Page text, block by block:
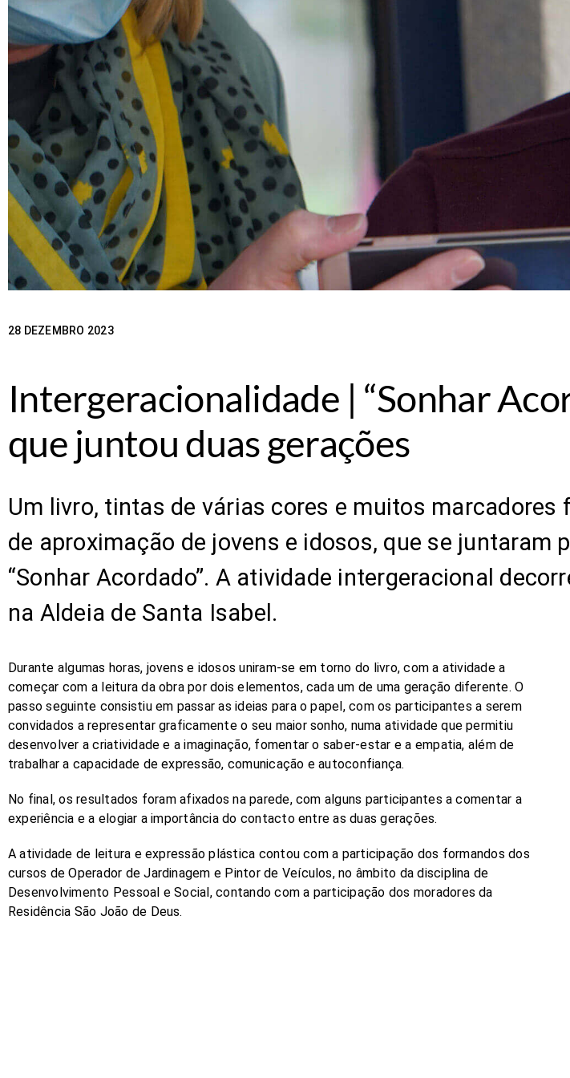
28 DEZEMBRO 2023
Intergeracionalidade | “Sonhar
que juntou duas gerações
​​​​​​​Um livro, tintas de várias cores e muitos marcadores
de aproximação de jovens e idosos, que se juntaram
“Sonhar Acordado”. A atividade intergeracional
na Aldeia de Santa Isabel.
Durante algumas horas, jovens e idosos uniram-se em torno do livro, com a atividade a
começar com a leitura da obra por dois elementos, cada um de uma geração diferente. O
passo seguinte consistiu em passar as ideias para o papel, com os participantes a serem
convidados a representar graficamente o seu maior sonho, numa atividade que permitiu
desenvolver a criatividade e a imaginação, fomentar o saber-estar e a empatia, além de
trabalhar a capacidade de expressão, comunicação e autoconfiança.
No final, os resultados foram afixados na parede, com alguns participantes a comentar a
experiência e a elogiar a importância do contacto entre as duas gerações.
A atividade de leitura e expressão plástica contou com a participação dos formandos dos
cursos de Operador de Jardinagem e Pintor de Veículos, no âmbito da disciplina de
Desenvolvimento Pessoal e Social, contando com a participação dos moradores da
Residência São João de Deus.